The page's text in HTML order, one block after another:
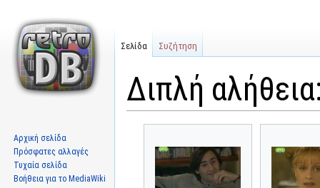
Διπλή
πλοήγηση
αναζήτηση
Σελίδα Συζήτηση
Αρχική σελίδα
Πρόσφατες αλλαγές
Τυχαία σελίδα
Βοήθεια για το MediaWiki